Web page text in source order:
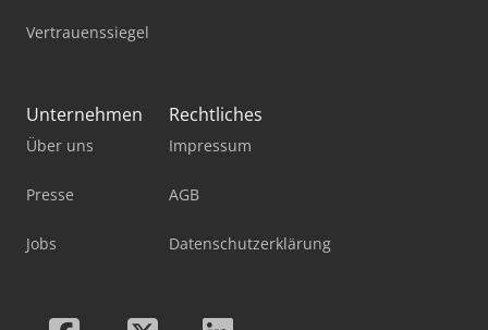
Vertrauenssiegel
Unternehmen
Über uns
Presse
Jobs
Rechtliches
Impressum
AGB
Datenschutzerklärung